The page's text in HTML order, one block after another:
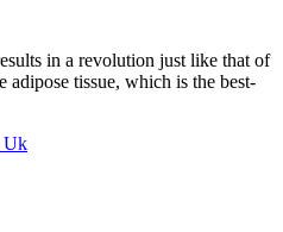
in a revolution just like that of
adipose tissue, which is the best-
Uk